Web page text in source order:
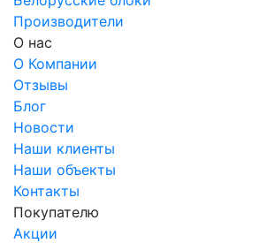
Производители
О нас
О Компании
Отзывы
Блог
Новости
Наши клиенты
Наши объекты
Контакты
Покупателю
Акции